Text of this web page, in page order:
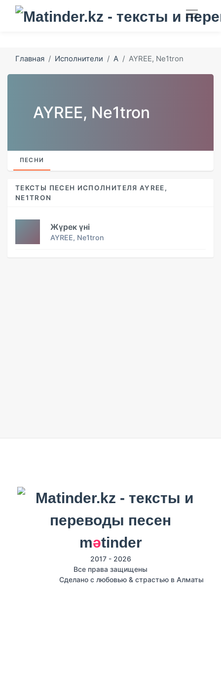
Главная Исполнители A AYREE, Ne1tron
AYREE, Ne1tron
ПЕСНИ
ТЕКСТЫ ПЕСЕН ИСПОЛНИТЕЛЯ AYREE,
NE1TRON
Жүрек үні
AYREE, Ne1tron
mәtinder
2017 - 2026
Все права защищены
Сделано с любовью & страстью в Алматы